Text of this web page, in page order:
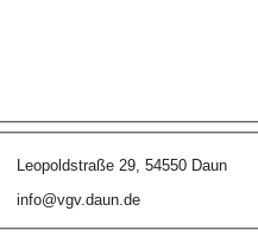
Leopoldstraße 29, 54550 Daun
info@vgv.daun.de